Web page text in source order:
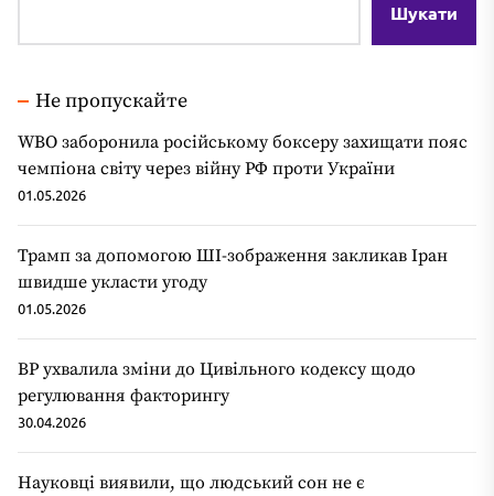
Шукати
Не пропускайте
WBO заборонила російському боксеру захищати пояс
чемпіона світу через війну РФ проти України
01.05.2026
Трамп за допомогою ШІ-зображення закликав Іран
швидше укласти угоду
01.05.2026
ВР ухвалила зміни до Цивільного кодексу щодо
регулювання факторингу
30.04.2026
Науковці виявили, що людський сон не є